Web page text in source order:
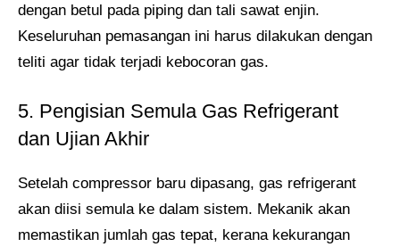
dengan betul pada piping dan tali sawat enjin.
Keseluruhan pemasangan ini harus dilakukan dengan
teliti agar tidak terjadi kebocoran gas.
5. Pengisian Semula Gas Refrigerant
dan Ujian Akhir
Setelah compressor baru dipasang, gas refrigerant
akan diisi semula ke dalam sistem. Mekanik akan
memastikan jumlah gas tepat, kerana kekurangan